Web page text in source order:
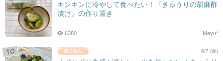
キンキンに冷やして食べたい！『きゅうりの胡麻酢
漬け』の作り置き
Mayu*
6380
8/7 (金)